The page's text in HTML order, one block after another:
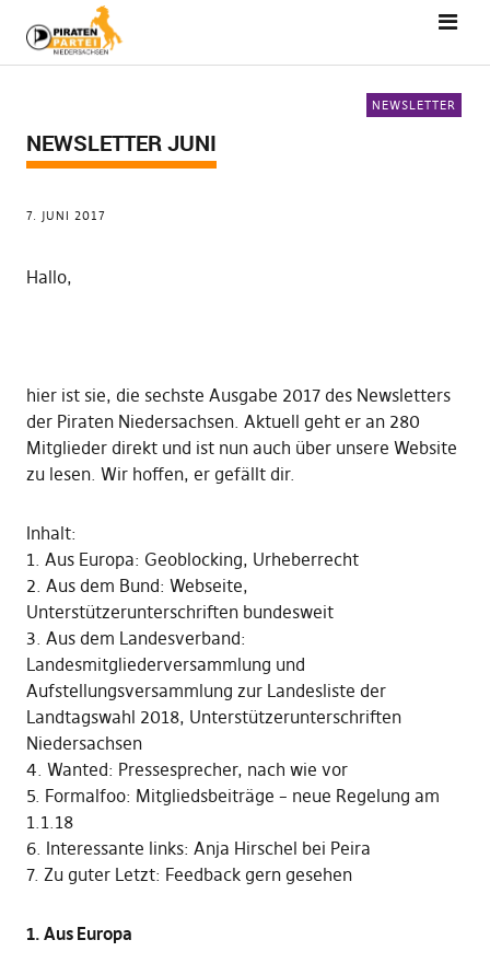
NEWSLETTER
NEWSLETTER JUNI
7. JUNI 2017
Hallo,
hier ist sie, die sechste Ausgabe 2017 des Newsletters
der Piraten Niedersachsen. Aktuell geht er an 280
Mitglieder direkt und ist nun auch über unsere Website
zu lesen. Wir hoffen, er gefällt dir.
Inhalt:
1. Aus Europa: Geoblocking, Urheberrecht
2. Aus dem Bund: Webseite,
Unterstützerunterschriften bundesweit
3. Aus dem Landesverband:
Landesmitgliederversammlung und
Aufstellungsversammlung zur Landesliste der
Landtagswahl 2018, Unterstützerunterschriften
Niedersachsen
4. Wanted: Pressesprecher, nach wie vor
5. Formalfoo: Mitgliedsbeiträge – neue Regelung am
1.1.18
6. Interessante links: Anja Hirschel bei Peira
7. Zu guter Letzt: Feedback gern gesehen
1. Aus Europa